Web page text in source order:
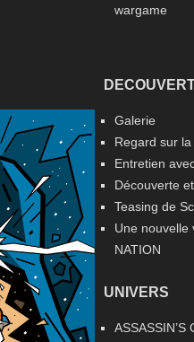
wargame
Galerie
Regard sur la
Entretien
Découverte
Teasing de
Une nouvelle
NATION
UNIVERS